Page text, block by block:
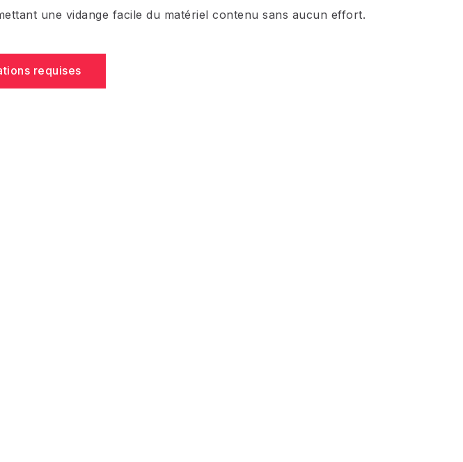
une vidange facile du matériel contenu sans aucun effort.
requises